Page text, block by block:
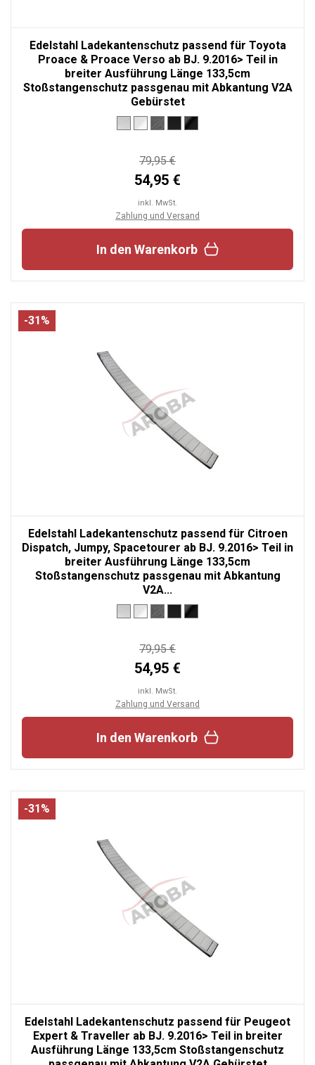
Edelstahl Ladekantenschutz passend für Toyota
Proace & Proace Verso ab BJ. 9.2016> Teil in
breiter Ausführung Länge 133,5cm
Stoßstangenschutz passgenau mit Abkantung V2A
Gebürstet
79,95 €
54,95 €
inkl. MwSt.
Zahlung und Versand
In den Warenkorb
-31%
Edelstahl Ladekantenschutz passend für Citroen
Dispatch, Jumpy, Spacetourer ab BJ. 9.2016> Teil in
breiter Ausführung Länge 133,5cm
Stoßstangenschutz passgenau mit Abkantung
V2A...
79,95 €
54,95 €
inkl. MwSt.
Zahlung und Versand
In den Warenkorb
-31%
Edelstahl Ladekantenschutz passend für Peugeot
Expert & Traveller ab BJ. 9.2016> Teil in breiter
Ausführung Länge 133,5cm Stoßstangenschutz